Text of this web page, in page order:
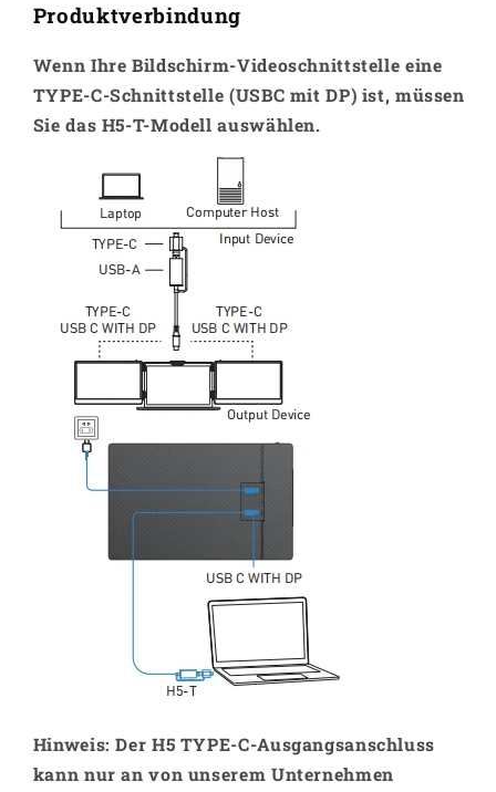
Produktverbindung
Wenn Ihre Bildschirm-Videoschnittstelle eine
TYPE-C-Schnittstelle (USBC mit DP) ist, müssen
Sie das H5-T-Modell auswählen.
Hinweis: Der H5 TYPE-C-Ausgangsanschluss
kann nur an von unserem Unternehmen